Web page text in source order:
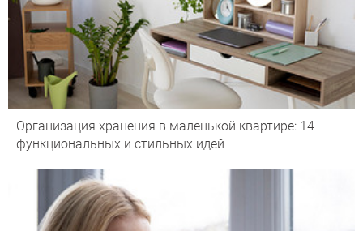
Организация хранения в маленькой квартире: 14
функциональных и стильных идей